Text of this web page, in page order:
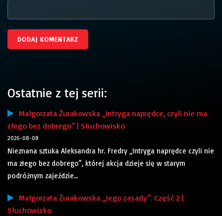
Ostatnie z tej serii:
Małgorzata Żurakowska „Intryga naprędce, czyli nie ma
złego bez dobrego” | Słuchowisko
2026-08-08
Nieznana sztuka Aleksandra hr. Fredry „Intryga naprędce czyli nie
ma złego bez dobrego”, której akcja dzieje się w starym
podróżnym zajeździe…
Małgorzata Żurakowska „Jego zasady”. Część 2 |
Słuchowisko